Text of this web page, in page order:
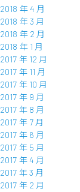
2018 年 4 月
2018 年 3 月
2018 年 2 月
2018 年 1 月
2017 年 12 月
2017 年 11 月
2017 年 10 月
2017 年 9 月
2017 年 8 月
2017 年 7 月
2017 年 6 月
2017 年 5 月
2017 年 4 月
2017 年 3 月
2017 年 2 月